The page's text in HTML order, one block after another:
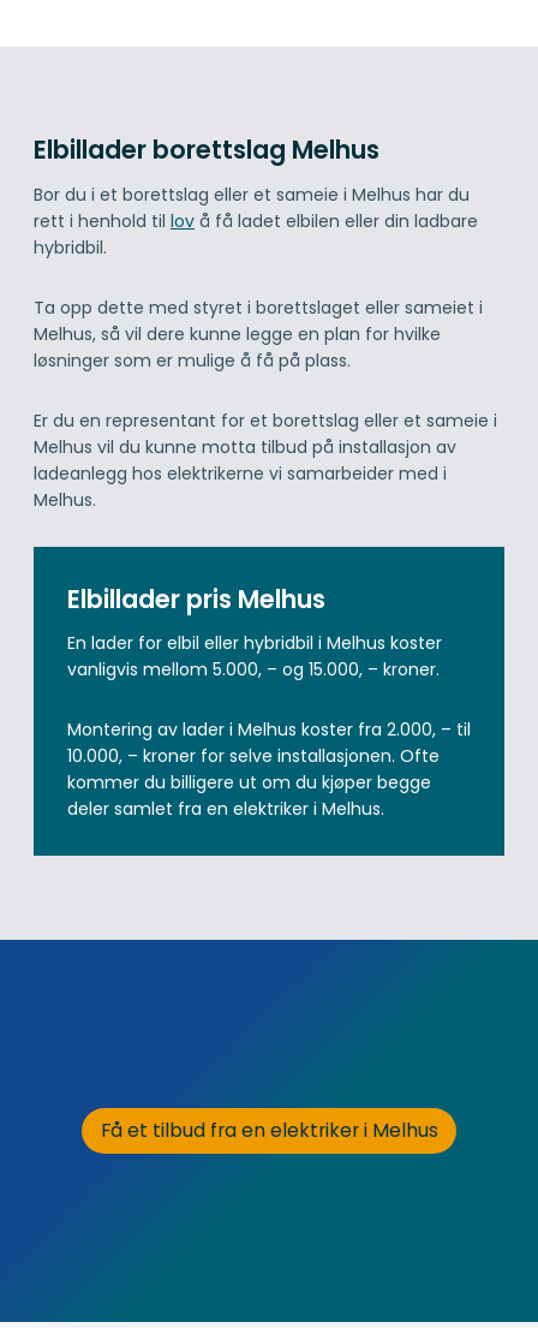
Elbillader borettslag Melhus
Bor du i et borettslag eller et sameie i Melhus har du
rett i henhold til lov å få ladet elbilen eller din ladbare
hybridbil.
Ta opp dette med styret i borettslaget eller sameiet i
Melhus, så vil dere kunne legge en plan for hvilke
løsninger som er mulige å få på plass.
Er du en representant for et borettslag eller et sameie i
Melhus vil du kunne motta tilbud på installasjon av
ladeanlegg hos elektrikerne vi samarbeider med i
Melhus.
Elbillader pris Melhus
En lader for elbil eller hybridbil i Melhus koster
vanligvis mellom 5.000, – og 15.000, – kroner.
Montering av lader i Melhus koster fra 2.000, – til
10.000, – kroner for selve installasjonen. Ofte
kommer du billigere ut om du kjøper begge
deler samlet fra en elektriker i Melhus.
Få et tilbud fra en elektriker i Melhus